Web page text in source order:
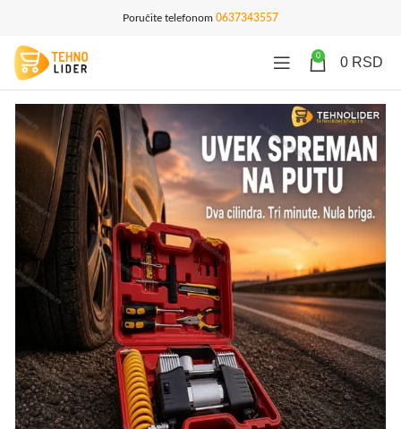
Poručite telefonom 0637343557
0 0 RSD